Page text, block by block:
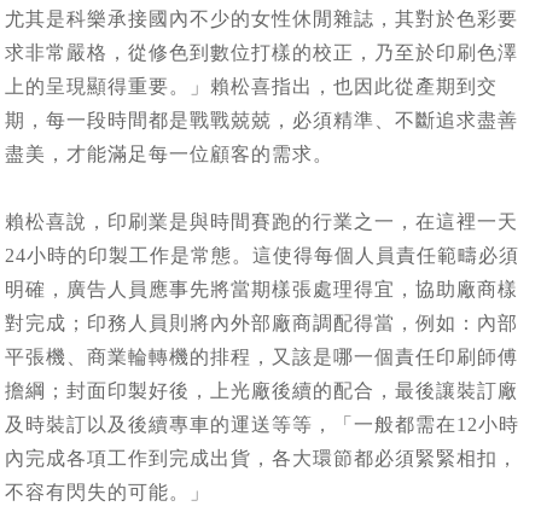
尤其是科樂承接國內不少的女性休閒雜誌，其對於色彩要
求非常嚴格，從修色到數位打樣的校正，乃至於印刷色澤
上的呈現顯得重要。」賴松喜指出，也因此從產期到交
期，每一段時間都是戰戰兢兢，必須精準、不斷追求盡善
盡美，才能滿足每一位顧客的需求。
賴松喜說，印刷業是與時間賽跑的行業之一，在這裡一天
24小時的印製工作是常態。這使得每個人員責任範疇必須
明確，廣告人員應事先將當期樣張處理得宜，協助廠商樣
對完成；印務人員則將內外部廠商調配得當，例如：內部
平張機、商業輪轉機的排程，又該是哪一個責任印刷師傅
擔綱；封面印製好後，上光廠後續的配合，最後讓裝訂廠
及時裝訂以及後續專車的運送等等，「一般都需在12小時
內完成各項工作到完成出貨，各大環節都必須緊緊相扣，
不容有閃失的可能。」